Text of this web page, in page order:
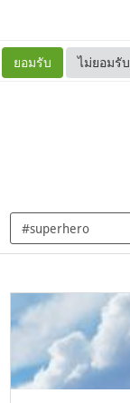
ยอมรับ ไม่ยอมรับ